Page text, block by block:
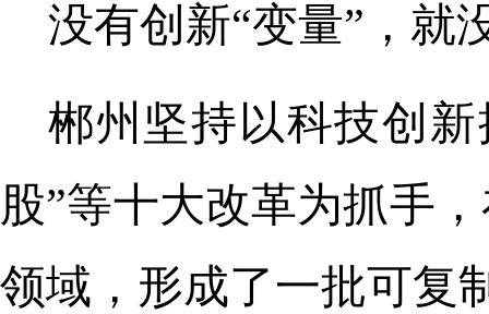
没有创新“变量”，就
郴州坚持以科技创
股”等十大改革为抓手
领域，形成了一批可复